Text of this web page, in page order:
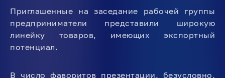
Приглашенные на заседание рабочей группы
предприниматели представили широкую
линейку товаров, имеющих экспортный
потенциал.
В число фаворитов презентации, безусловно,